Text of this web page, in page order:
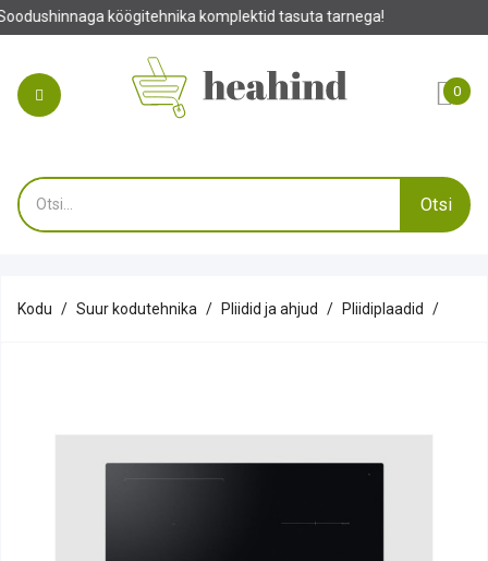
komplektid tasuta tarnega!
0
Otsi
Kodu Suur kodutehnika Pliidid ja ahjud Pliidiplaadid